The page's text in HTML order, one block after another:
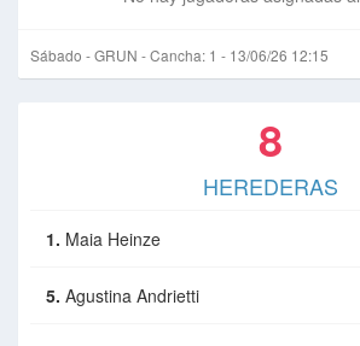
Sábado - GRUN - Cancha: 1 - 13/06/26 12:15
8
HEREDERAS
1. Maia Heinze
5. Agustina Andrietti